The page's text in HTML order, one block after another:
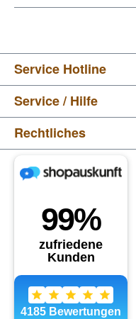
Service Hotline
Service / Hilfe
Rechtliches